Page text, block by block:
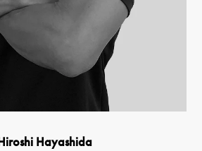
Hayashida